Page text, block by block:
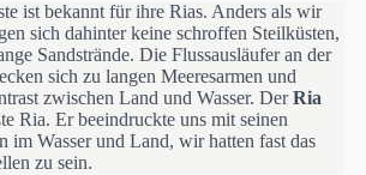
ist bekannt für ihre Rias. Anders als wir
sich dahinter keine schroffen Steilküsten,
Sandstrände. Die Flussausläufer an der
sich zu langen Meeresarmen und
zwischen Land und Wasser. DerRia
Ria. Er beeindruckte uns mit seinen
im Wasser und Land, wir hatten fast das
zu sein.